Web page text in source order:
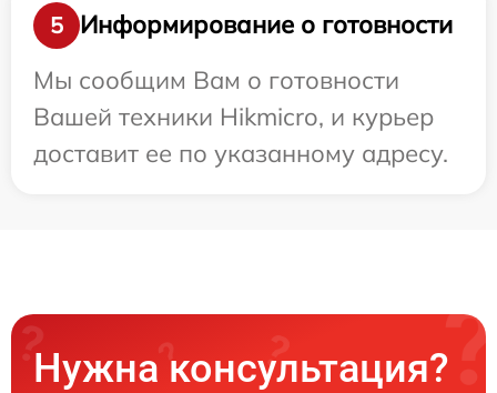
5
Информирование о готовности
Мы сообщим Вам о готовности
Вашей техники Hikmicro, и курьер
доставит ее по указанному адресу.
Нужна консультация?